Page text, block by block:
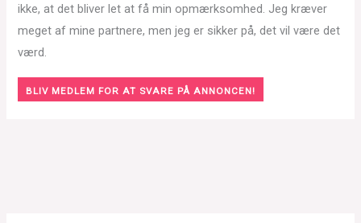
ikke, at det bliver let at få min opmærksomhed. Jeg kræver
meget af mine partnere, men jeg er sikker på, det vil være det
værd.
BLIV MEDLEM FOR AT SVARE PÅ ANNONCEN!